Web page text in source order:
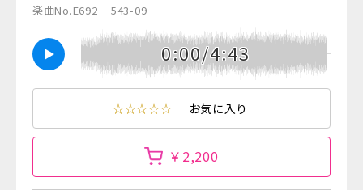
楽曲No.E692 543-09
0:00/4:43
☆☆☆☆☆ お気に入り
￥2,200